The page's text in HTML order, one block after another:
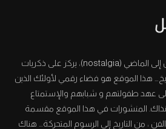
الزمن الجميل هو موقع الحنين إلى الماضي (nostalgia)، يركز على ذكريات
هذا الموقع هو فضاء رقمي لأولئك الذين
عهد طفولتهم و شبابهم والإستمتاع
المنشورات في هذا الموقع مقسمة
، من التاريخ إلى الرسوم المتحركة… هناك